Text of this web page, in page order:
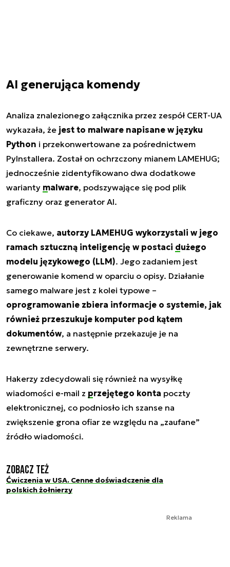
AI generująca komendy
Analiza znalezionego załącznika przez zespół CERT-UA
wykazała, że jest to malware napisane w języku
Python i przekonwertowane za pośrednictwem
PyInstallera. Został on ochrzczony mianem LAMEHUG;
jednocześnie zidentyfikowano dwa dodatkowe
warianty malware, podszywające się pod plik
graficzny oraz generator AI.
Co ciekawe, autorzy LAMEHUG wykorzystali w jego
ramach sztuczną inteligencję w postaci dużego
modelu językowego (LLM). Jego zadaniem jest
generowanie komend w oparciu o opisy. Działanie
samego malware jest z kolei typowe –
oprogramowanie zbiera informacje o systemie, jak
również przeszukuje komputer pod kątem
dokumentów, a następnie przekazuje je na
zewnętrzne serwery.
Hakerzy zdecydowali się również na wysyłkę
wiadomości e-mail z przejętego konta poczty
elektronicznej, co podniosło ich szanse na
zwiększenie grona ofiar ze względu na „zaufane”
źródło wiadomości.
Zobacz też
Ćwiczenia w USA. Cenne doświadczenie dla
polskich żołnierzy
Reklama